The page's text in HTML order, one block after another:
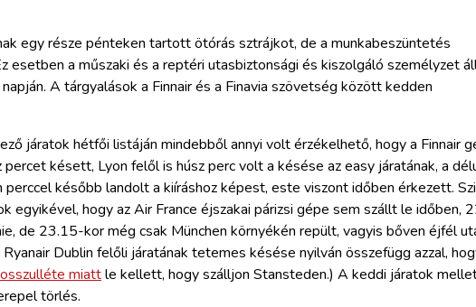
egy része pénteken tartott ötórás sztrájkot, de a munkabeszüntetés
esetben a műszaki és a reptéri utasbiztonsági és kiszolgáló személyzet
A tárgyalások a Finnair és a Finavia szövetség között kedden
járatok hétfői listáján mindebből annyi volt érzékelhető, hogy a Finnair
késett, Lyon felől is húsz perc volt a késése az easy járatának, a
később landolt a kiíráshoz képest, este viszont időben érkezett.
egyikével, hogy az Air France éjszakai párizsi gépe sem szállt le időben,
de 23.15-kor még csak München környékén repült, vagyis bőven éjfél
Dublin felőli járatának tetemes késése nyilván összefügg azzal,
miattle kellett, hogy szálljon Stansteden.) A keddi járatok
törlés.